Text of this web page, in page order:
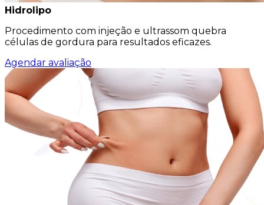
Hidrolipo
Procedimento com injeção e ultrassom quebra
células de gordura para resultados eficazes.
Agendar avaliação